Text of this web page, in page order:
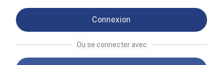
Connexion
Ou se connecter avec